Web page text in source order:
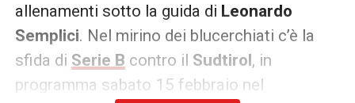
allenamenti sotto la guida di Leonardo
Semplici. Nel mirino dei blucerchiati c’è la
sfida di Serie B contro il Sudtirol, in
programma sabato 15 febbraio nel